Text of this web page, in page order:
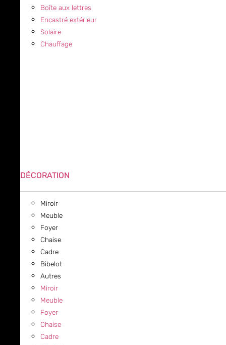
Boîte aux lettres
Encastré extérieur
Solaire
Chauffage
DÉCORATION
Miroir
Meuble
Foyer
Chaise
Cadre
Bibelot
Autres
Miroir
Meuble
Foyer
Chaise
Cadre